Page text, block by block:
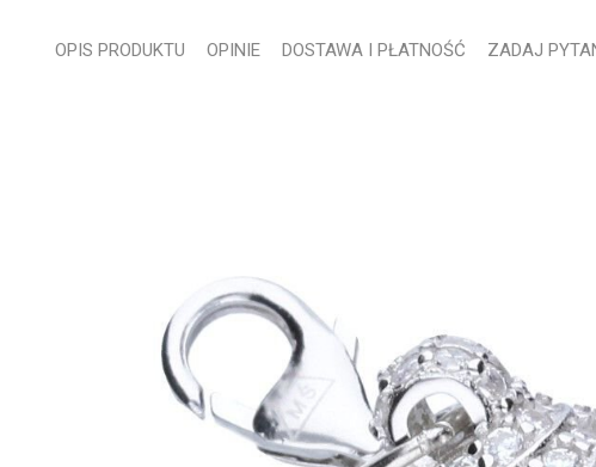
OPIS PRODUKTU OPINIE DOSTAWA I PŁATNOŚĆ ZADAJ